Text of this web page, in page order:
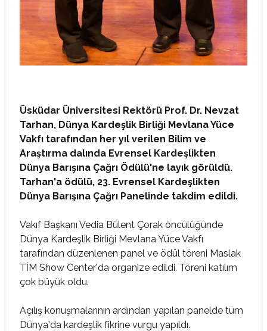
Üsküdar Üniversitesi Rektörü Prof. Dr. Nevzat
Tarhan, Dünya Kardeşlik Birliği Mevlana Yüce
Vakfı tarafından her yıl verilen Bilim ve
Araştırma dalında Evrensel Kardeşlikten
Dünya Barışına Çağrı Ödülü'ne layık görüldü.
Tarhan'a ödülü, 23. Evrensel Kardeşlikten
Dünya Barışına Çağrı Panelinde takdim edildi.
Vakıf Başkanı Vedia Bülent Çorak öncülüğünde
Dünya Kardeşlik Birliği Mevlana Yüce Vakfı
tarafından düzenlenen panel ve ödül töreni Maslak
TİM Show Center'da organize edildi. Töreni katılım
çok büyük oldu.
Açılış konuşmalarının ardından yapılan panelde tüm
Dünya'da kardeşlik fikrine vurgu yapıldı.